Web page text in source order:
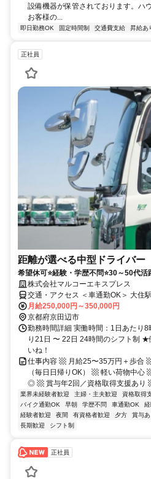
設備機器が保管されております。ハ
お客様の...
即日勤務OK 固定時間制 交通費支給 昇給あ
正社員
距離が選べる中型ドライバー
希望休可⭐経験・学歴不問⭐30～50代活
株式会社マルコーエキスプレス
交通・アクセス ＜車通勤OK＞ 大住
月給250,000円～350,000円
京都府京田辺市
勤務時間詳細 実働時間：1日あたり
り21日 〜 22日 24時間のシフト制
いね！
仕事内容 ▩ 月給25〜35万円＋歩合
（毎日日帰りOK） ▩ 軽い荷物中心
◎ ▩ 賞与年2回／資格取得支援あり
業界未経験者歓迎 主婦・主夫歓迎 資格取得
バイク通勤OK
早朝 学歴不問 車通勤OK
経験者歓迎
夜間 有資格者歓迎 夕方 賞与あ
長期歓迎
シフト制
正社員